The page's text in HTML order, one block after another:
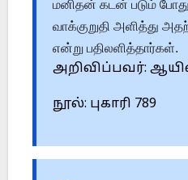
மனிதன் கடன் படும்
வாக்குறுதி அளித்து
என்று பதிலளித்தார்கள்.
அறிவிப்பவர்:
நூல்: புகாரி 789